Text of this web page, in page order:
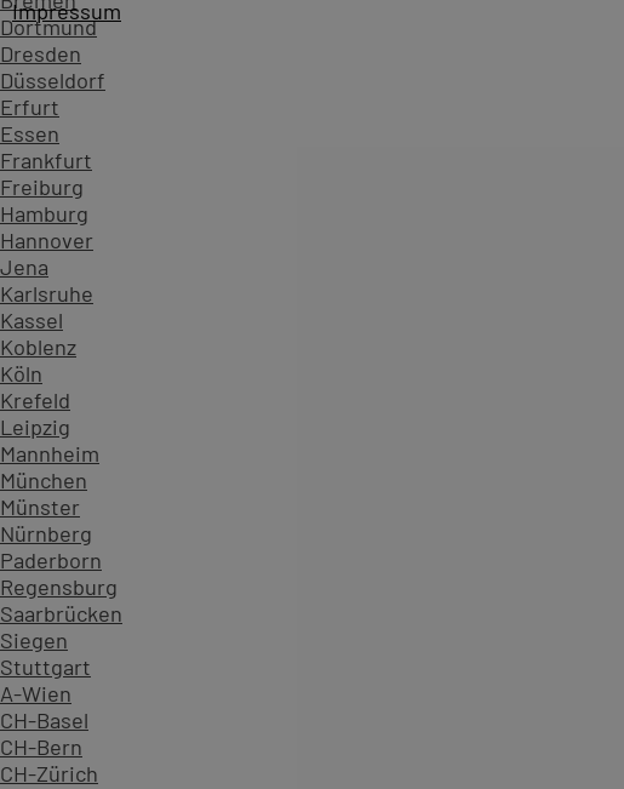
Dortmund
Dresden
Düsseldorf
Erfurt
Essen
Frankfurt
Freiburg
Hamburg
Hannover
Jena
Karlsruhe
Kassel
Koblenz
Köln
Krefeld
Leipzig
Mannheim
München
Münster
Nürnberg
Paderborn
Regensburg
Saarbrücken
Siegen
Stuttgart
A-Wien
CH-Basel
CH-Bern
CH-Zürich
PC-COLLEGE hat neben Access über 850 weitere
Exzellent
4,8/5
Schnitt ermittelt aus
510 Bewertungen der letzten 12 Monate
Impressum